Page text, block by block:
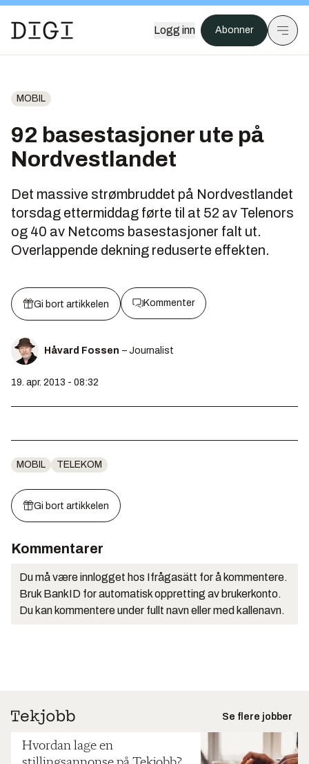
Logg inn Abonner
MOBIL
92 basestasjoner ute på
Nordvestlandet
Det massive strømbruddet på Nordvestlandet
torsdag ettermiddag førte til at 52 av Telenors
og 40 av Netcoms basestasjoner falt ut.
Overlappende dekning reduserte effekten.
Gi bort artikkelen Kommenter
Håvard Fossen – Journalist
19. apr. 2013 - 08:32
MOBIL TELEKOM
Gi bort artikkelen
Kommentarer
Du må være innlogget hos Ifrågasätt for å kommentere.
Bruk BankID for automatisk oppretting av brukerkonto.
Du kan kommentere under fullt navn eller med kallenavn.
Se flere jobber
Hvordan lage en